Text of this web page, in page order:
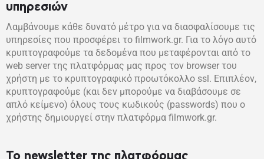
υπηρεσιών
Λαμβάνουμε κάθε δυνατό μέτρο για να διασφαλίσουμε τις
υπηρεσίες που προσφέρει το filmwork.gr. Για το λόγο αυτό
κρυπτογραφούμε τα δεδομένα που μεταφέρονται από το
web server της πλατφόρμας μας προς τον browser του
χρήστη με το κρυπτογραφικό προωτόκολλο ssl. Επιπλέον,
κρυπτογραφούμε (και δεν μπορούμε να διαβάσουμε σε
απλό κείμενο) όλους τους κωδικούς (passwords) που ο
χρήστης δημιουργεί στην πλατφόρμα filmwork.gr.
Το newsletter της πλατφόρμας